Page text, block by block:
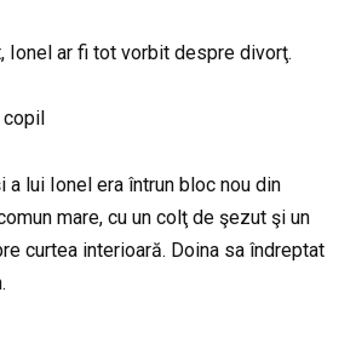
Ionel ar fi tot vorbit despre divorţ.
a lui Ionel era întrun bloc nou din
mare, cu un colţ de şezut şi un
curtea interioară. Doina sa îndreptat